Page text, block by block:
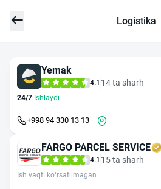
Logistika
Yemak
4.1 14 ta sharh
24/7 Ishlaydi
+998 94 330 13 13
FARGO PARCEL SERVICE
4.1 15 ta sharh
Ish vaqti ko‘rsatilmagan